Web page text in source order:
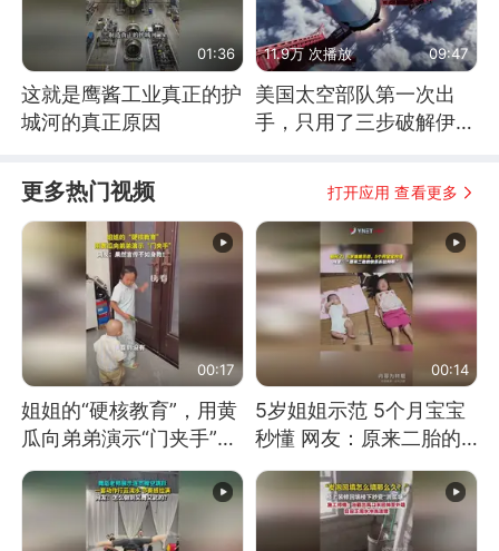
01:36
这就是鹰酱工业真正的护
城河的真正原因
11.9万 次播放 09:47
美国太空部队第一次出
手，只用了三步破解伊朗
更多热门视频 打开应用 查看更多
00:17
姐姐的“硬核教育”，用黄
瓜向弟弟演示“门夹手”，
网友：果然言传不如身
教！
00:14
5岁姐姐示范 5个月宝宝
秒懂 网友：原来二胎的
快乐长这样